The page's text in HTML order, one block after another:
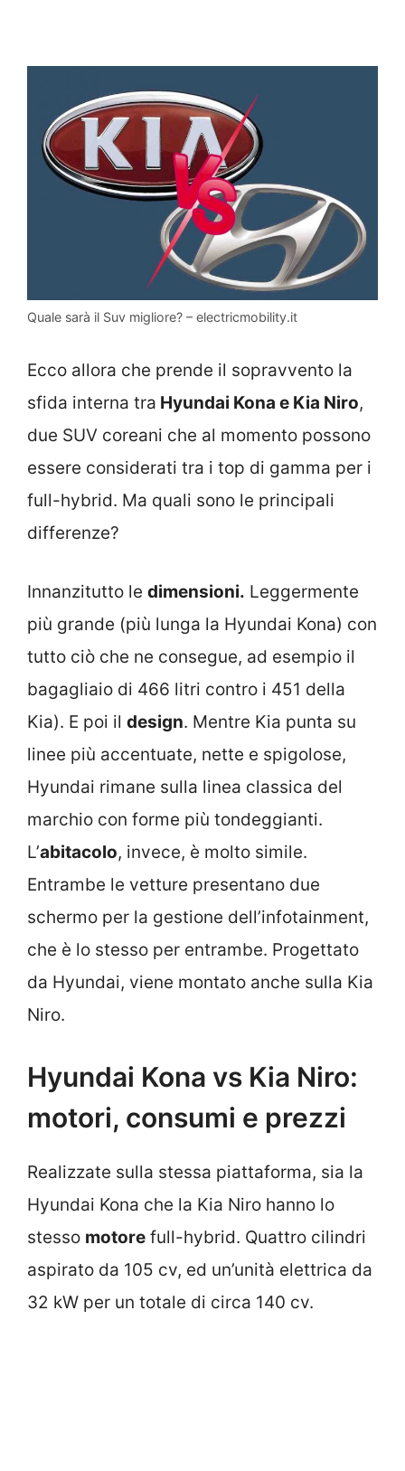
Quale sarà il Suv migliore? – electricmobility.it
Ecco allora che prende il sopravvento la
sfida interna tra Hyundai Kona e Kia Niro,
due SUV coreani che al momento possono
essere considerati tra i top di gamma per i
full-hybrid. Ma quali sono le principali
differenze?
Innanzitutto le dimensioni. Leggermente
più grande (più lunga la Hyundai Kona) con
tutto ciò che ne consegue, ad esempio il
bagagliaio di 466 litri contro i 451 della
Kia). E poi il design. Mentre Kia punta su
linee più accentuate, nette e spigolose,
Hyundai rimane sulla linea classica del
marchio con forme più tondeggianti.
L’abitacolo, invece, è molto simile.
Entrambe le vetture presentano due
schermo per la gestione dell’infotainment,
che è lo stesso per entrambe. Progettato
da Hyundai, viene montato anche sulla Kia
Niro.
Hyundai Kona vs Kia Niro:
motori, consumi e prezzi
Realizzate sulla stessa piattaforma, sia la
Hyundai Kona che la Kia Niro hanno lo
stesso motore full-hybrid. Quattro cilindri
aspirato da 105 cv, ed un’unità elettrica da
32 kW per un totale di circa 140 cv.